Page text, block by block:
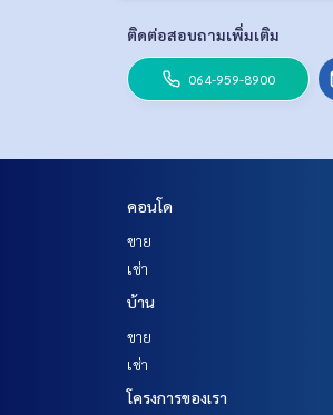
ติดต่อสอบถามเพิ่มเติม
064-959-8900
คอนโด
ขาย
เช่า
บ้าน
ขาย
เช่า
โครงการของเรา